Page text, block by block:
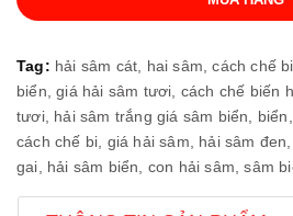
Tag: hải sâm cát, hai sâm,cách chế
biển,giá hải sâm tươi, cách chế biến
tươi, hải sâm trắng giá sâm biển, biển,
cách chế bi, giá hải sâm, hải sâm đen,
gai, hải sâm biển, con hải sâm,sâm